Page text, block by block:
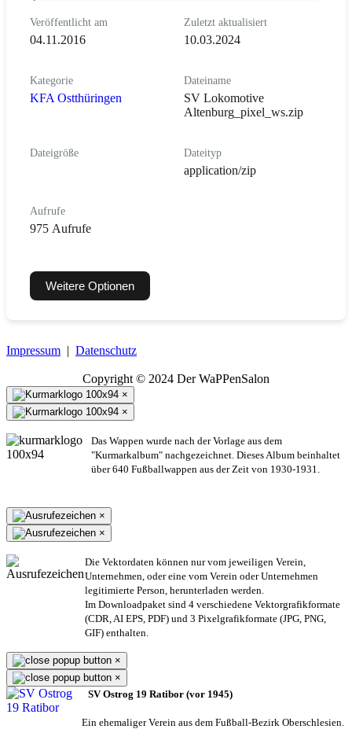
Veröffentlicht am
04.11.2016
Zuletzt aktualisiert
10.03.2024
Kategorie
KFA Ostthüringen
Dateiname
SV Lokomotive
Altenburg_pixel_ws.zip
Dateigröße Dateityp
application/zip
Aufrufe
975 Aufrufe
Weitere Optionen
Impressum | Datenschutz
Copyright © 2024 Der WaPPenSalon
×
×
Das Wappen wurde nach der Vorlage aus dem
"Kurmarkalbum" nachgezeichnet. Dieses Album beinhaltet
über 640 Fußballwappen aus der Zeit von 1930-1931.
×
×
Die Vektordaten können nur vom jeweiligen Verein,
Unternehmen, oder eine vom Verein oder Unternehmen
legitimierte Person, herunterladen werden.
Im Downloadpaket sind 4 verschiedene Vektorgrafikformate
(CDR, AI EPS, PDF) und 3 Pixelgrafikformate (JPG, PNG,
GIF) enthalten.
×
×
SV Ostrog 19 Ratibor (vor 1945)
Ein ehemaliger Verein aus dem Fußball-Bezirk Oberschlesien.